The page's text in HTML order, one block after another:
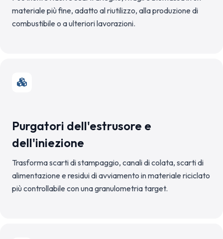
materiale più fine, adatto al riutilizzo, alla produzione di
combustibile o a ulteriori lavorazioni.
Purgatori dell'estrusore e
dell'iniezione
Trasforma scarti di stampaggio, canali di colata, scarti di
alimentazione e residui di avviamento in materiale riciclato
più controllabile con una granulometria target.